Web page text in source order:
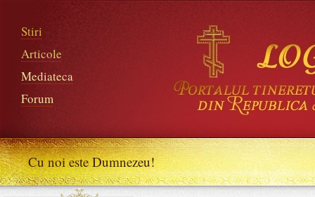
Stiri
Articole
Mediateca
Forum
Cu noi este Dumnezeu!